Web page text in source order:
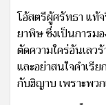
โอ้สตรีผู้ศรัทธา แท้
ยาพิษ ซึ่งเป็นการม
ตัดความใคร่อันเลว
และอย่าสนใจคำเรี
กับฮิญาบ เพราะพว